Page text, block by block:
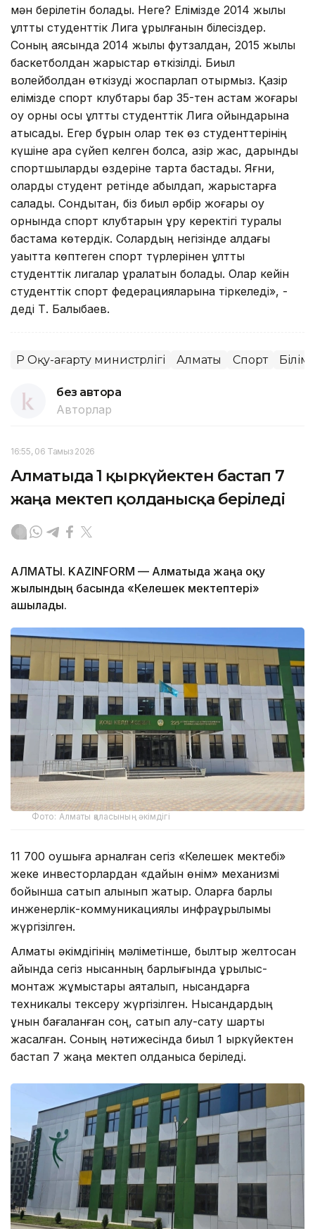
мән берілетін болады. Неге? Елімізде 2014 жылы
ұлттық студенттік Лига құрылғанын білесіздер.
Соның аясында 2014 жылы футзалдан, 2015 жылы
баскетболдан жарыстар өткізілді. Биыл
волейболдан өткізуді жоспарлап отырмыз. Қазір
елімізде спорт клубтары бар 35-тен астам жоғары
оқу орны осы ұлттық студенттік Лига ойындарына
қатысады. Егер бұрын олар тек өз студенттерінің
күшіне арқа сүйеп келген болса, қазір жас, дарынды
спортшыларды өздеріне тарта бастады. Яғни,
оларды студент ретінде қабылдап, жарыстарға
салады. Сондықтан, біз биыл әрбір жоғары оқу
орнында спорт клубтарын құру керектігі туралы
бастама көтердік. Солардың негізінде алдағы
уақытта көптеген спорт түрлерінен ұлттық
студенттік лигалар құралатын болады. Олар кейін
студенттік спорт федерацияларына тіркеледі», -
деді Т. Балықбаев.
ҚР Оқу-ағарту министрлігі Алматы Спорт
без автора
Авторлар
16:55, 06 Тамыз 2026
Алматыда 1 қыркүйектен бастап 7
жаңа мектеп қолданысқа беріледі
АЛМАТЫ. KAZINFORM — Алматыда жаңа оқу
жылындың басында «Келешек мектептері»
ашылады.
Фото: Алматы қаласының әкімдігі
11 700 оқушыға арналған сегіз «Келешек мектебі»
жеке инвесторлардан «дайын өнім» механизмі
бойынша сатып алынып жатыр. Оларға барлық
инженерлік-коммуникациялық инфрақұрылымы
жүргізілген.
Алматы әкімдігінің мәліметінше, былтыр желтоқсан
айында сегіз нысанның барлығында құрылыс-
монтаж жұмыстары аяқталып, нысандарға
техникалық тексеру жүргізілген. Нысандардың
құнын бағаланған соң, сатып алу-сату шарты
жасалған. Соның нәтижесінда биыл 1 қыркүйектен
бастап 7 жаңа мектеп қолданысқа беріледі.